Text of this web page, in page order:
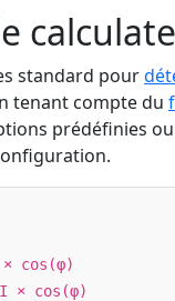
standard pour
tenant compte du
prédéfinies
cos(φ)
× cos(φ)